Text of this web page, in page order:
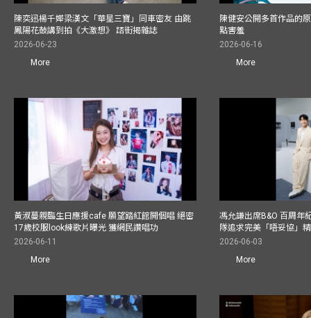
陳奕迅楊千嬅梁漢文「華星三寶」同車密友 由跳
鳳陽花鼓講到拍《大激想》 踎街揭雜誌
2026-06-23
More
陳健安公開多首作品的
點害羞
2026-06-16
More
黃淑蔓親臨生日應援cafe 願望踏紅館開個唱 絕密
17歲校服look練歌片曝光 獲網民讚唱功
2026-06-11
More
馮允謙出席B&O 百周年
隊追求完美「唔妥協」
2026-06-03
More